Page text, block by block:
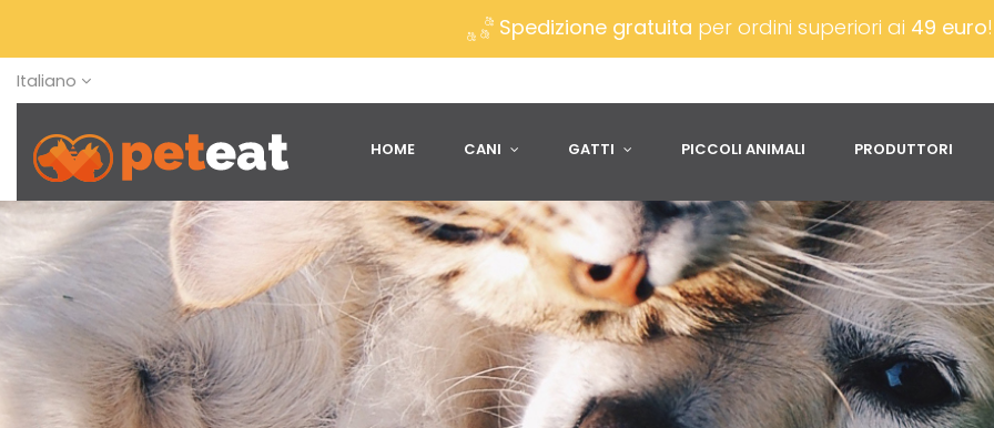
Spedizione gratuita per ordini superiori ai 49 euro!
Italiano
HOME CANI GATTI PICCOLI ANIMALI PRODUTTORI